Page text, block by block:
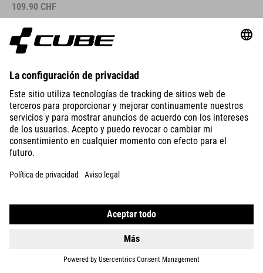
109.90 CHF
CAMISETA ORGANIC WS CON LOGOTIPO CLÁSICO